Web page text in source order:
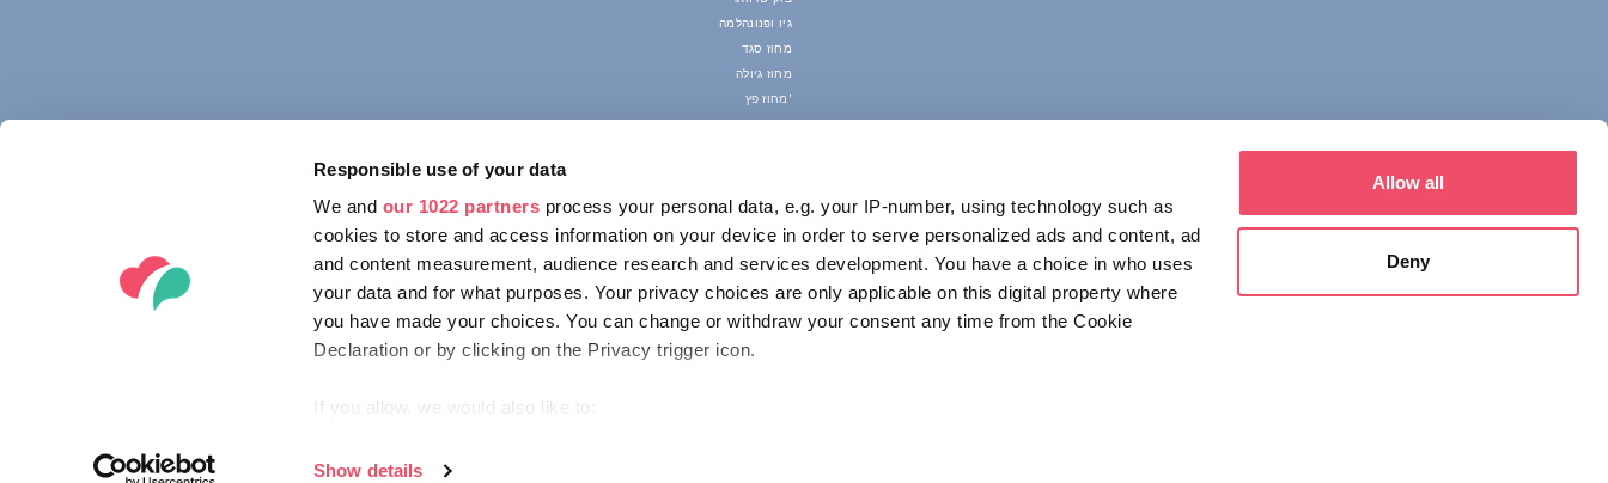
Responsible use of your data
We and our 1022 partners process your personal data, e.g. your IP-number, using technology such as
cookies to store and access information on your device in order to serve personalized ads and content, ad
and content measurement, audience research and services development. You have a choice in who uses
your data and for what purposes. Your privacy choices are only applicable on this digital property where
you have made your choices. You can change or withdraw your consent any time from the Cookie
Declaration or by clicking on the Privacy trigger icon.
If you allow, we would also like to:
Identify your device by actively scanning it for specific characteristics (fingerprinting)
Show details
Allow all
Deny
גיו ופנונהלמה
מחוז סגד
מחוז גיולה
מחוז פץ'